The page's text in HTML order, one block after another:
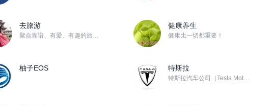
去旅游
聚合靠谱、有爱、有趣的旅游资讯与人群！
健康养生
健康比一切都重要！
柚子EOS 特斯拉
特斯拉汽车公司（Tesla Motors），一家生产和销售电动汽车以及零件的公司，只制造纯电动车，成...